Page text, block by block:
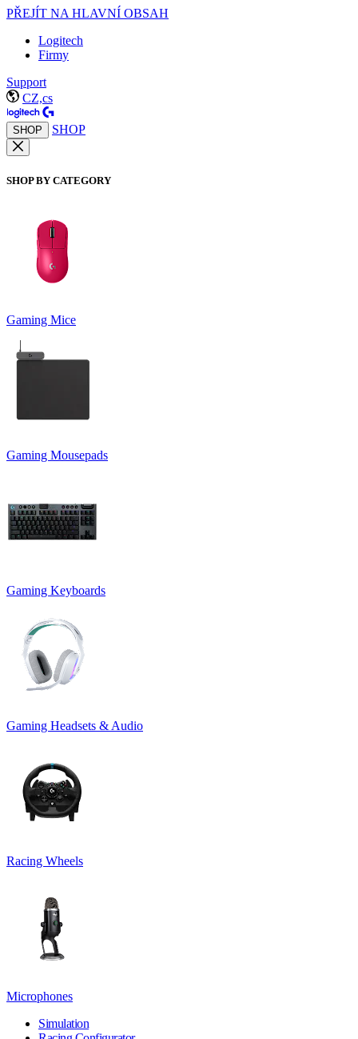
PŘEJÍT NA HLAVNÍ OBSAH
Logitech
Firmy
Support
CZ,cs
SHOP SHOP
SHOP BY CATEGORY
Gaming Mice
Gaming Mousepads
Gaming Keyboards
Gaming Headsets & Audio
Racing Wheels
Microphones
Simulation